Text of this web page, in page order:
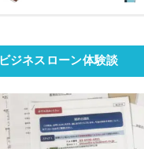
ビジネスローン体験談